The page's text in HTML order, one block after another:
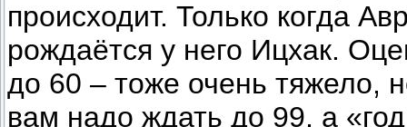
происходит. Только когда
рождаётся у него Ицхак.
до 60 – тоже очень тяжело,
вам надо ждать до 99, а